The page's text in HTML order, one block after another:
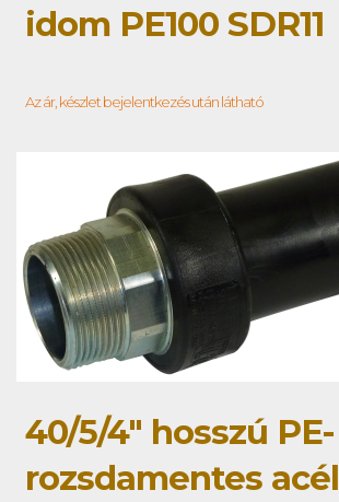
idom PE100 SDR11
Az ár, készlet bejelentkezés után látható
40/5/4" hosszú PE-
rozsdamentes acél